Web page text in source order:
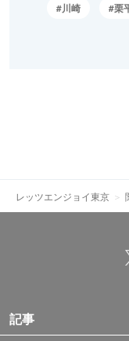
川崎 栗
レッツエンジョイ東京
記事